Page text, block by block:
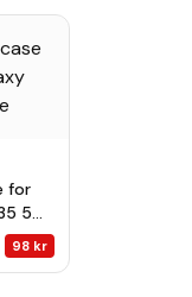
for
5G
98 kr